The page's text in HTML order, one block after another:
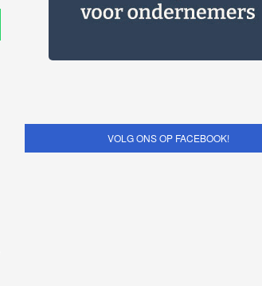
VOLG ONS OP FACEBOOK!